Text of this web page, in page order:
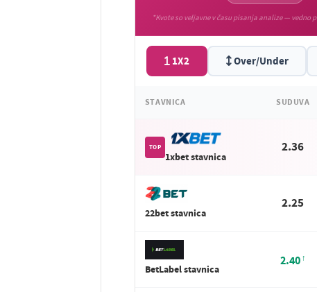
*Kvote so veljavne v času pisanja analize —
1X2 Over/Under
STAVNICA SUDUVA
TOP
1xbet stavnica
2.36
22bet stavnica
2.25
BetLabel stavnica
2.40